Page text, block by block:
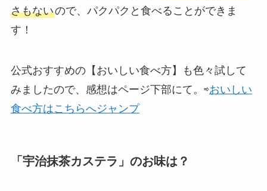
さもないので、パクパクと食べることができま
す！
公式おすすめの【おいしい食べ方】も色々試して
みましたので、感想はページ下部にて。⇨おいしい
食べ方はこちらへジャンプ
「宇治抹茶カステラ」のお味は？